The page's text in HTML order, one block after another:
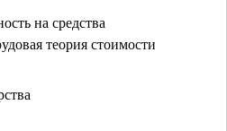
на средства
теория стоимости